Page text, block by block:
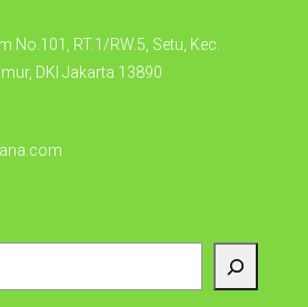
No.101, RT.1/RW.5, Setu, Kec.
DKI Jakarta 13890